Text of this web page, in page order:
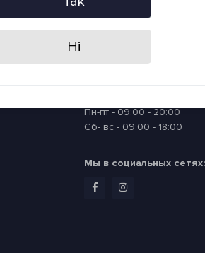
Политика
Пн-пт - 09:00 - 20:00
Сб- вс - 09:00 - 18:00
Мы в социальных сетях:
Ні